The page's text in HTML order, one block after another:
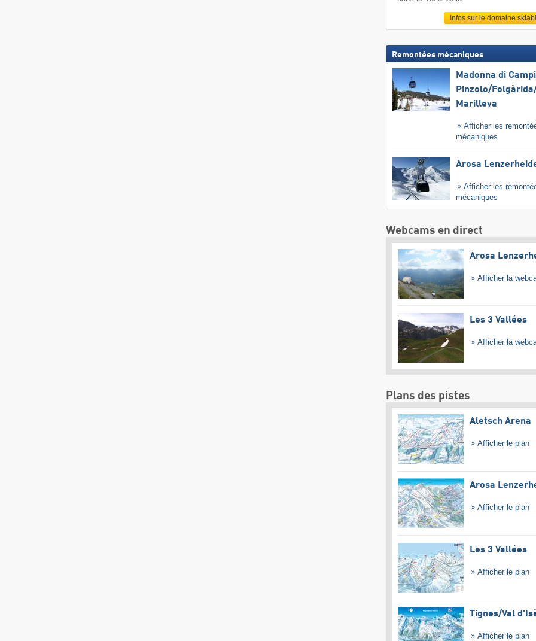
Infos sur le domaine
Remontées mécaniques
Madonna di
Pinzolo/​
Marilleva
Afficher les
mécaniques
Arosa
Afficher les
mécaniques
Webcams en direct
Arosa
Afficher la
Les 3 Vallées
Afficher la
Plans des pistes
Aletsch Arena
Afficher le plan
Arosa
Afficher le plan
Les 3 Vallées
Afficher le plan
Tignes/​Val
Afficher le plan